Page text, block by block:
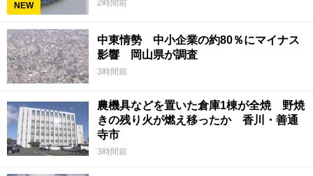
NEW 2時間前
中東情勢 中小企業の約80％にマイナス
影響 岡山県が調査
3時間前
農機具などを置いた倉庫1棟が全焼 野焼
きの残り火が燃え移ったか 香川・善通
寺市
3時間前